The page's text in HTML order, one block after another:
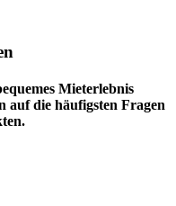
Mieterlebnis
auf die häufigsten Fragen